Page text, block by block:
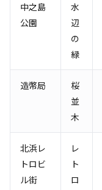
中之島
公園
水
辺
の
緑
造幣局
桜
並
木
北浜レ
トロビ
ル街
レ
ト
ロ